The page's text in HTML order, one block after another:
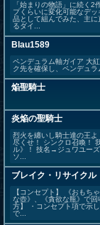
「始まりの物語」に続く
プくらいに変化可能なデ
品として組んでみた、主
るダイ...
Blau1589
ペンデュラム軸ガイア 大
ク先を確保し、ペンデュ
焔聖騎士
炎焔の聖騎士
烈火を纏いし騎士達の王
尽くせ！ シンクロ召喚！
ル》！ 技名→ジュワユー
ソ...
ブレイク・リサイクル
【コンセプト】 《おもち
な壺》、《貪欲な瓶》で
方】 ・コンセプト項で示
で...